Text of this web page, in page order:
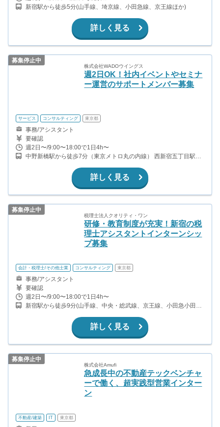
新宿駅から徒歩5分(山手線、埼京線、小田急線、京王線ほか)
詳しく見る
募集停止中
株式会社WADOウイングス
週2日OK！社内イベントやセミナ
ー運営のサポートメンバー募集
サービス コンサルティング 東京都
事務/アシスタント
要確認
週2日〜/9:00〜18:00で1日4h〜
中野新橋駅から徒歩7分（東京メトロ丸の内線） 西新宿五丁目駅か
詳しく見る
募集停止中
税理士法人クオリティ・ワン
研修・教育制度が充実！新宿の税
理士アシスタントインターンシッ
プ募集
会計・税理士/その他士業 コンサルティング 東京都
事務/アシスタント
要確認
週2日〜/9:00〜18:00で1日4h〜
新宿駅から徒歩9分(山手線、中央・総武線、京王線、小田急小田原
(丸の内線) 都庁前駅から徒歩12分(都営大江戸線)
詳しく見る
募集停止中
株式会社Amufi
急成長中の不動産テックベンチャ
ーで働く、超実践型営業インター
ン
不動産/建築 IT 東京都